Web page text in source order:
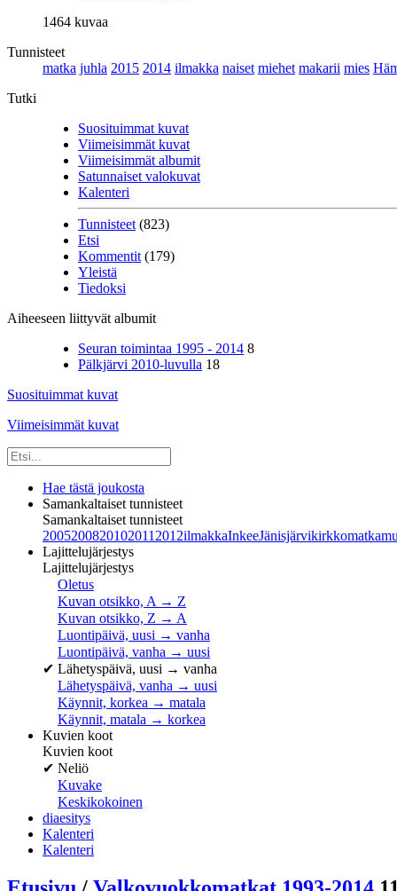
1464 kuvaa
Tunnisteet
matka juhla 2015 2014 ilmakka naiset miehet makarii mies
Tutki
Suosituimmat kuvat
Viimeisimmät kuvat
Viimeisimmät albumit
Satunnaiset valokuvat
Kalenteri
Tunnisteet (823)
Etsi
Kommentit (179)
Yleistä
Tiedoksi
Aiheeseen liittyvät albumit
Seuran toimintaa 1995 - 2014 8
Pälkjärvi 2010-luvulla 18
Suosituimmat kuvat
Viimeisimmät kuvat
Hae tästä joukosta
Samankaltaiset tunnisteet
Samankaltaiset tunnisteet
2005200820102011 2012ilmakkaInkeeJänisjärvikirkkomatka
Lajittelujärjestys
Lajittelujärjestys
Oletus
Kuvan otsikko, A → Z
Kuvan otsikko, Z → A
Luontipäivä, uusi → vanha
Luontipäivä, vanha → uusi
✔ Lähetyspäivä, uusi → vanha
Lähetyspäivä, vanha → uusi
Käynnit, korkea → matala
Käynnit, matala → korkea
Kuvien koot
Kuvien koot
✔ Neliö
Kuvake
Keskikokoinen
diaesitys
Kalenteri
Kalenteri